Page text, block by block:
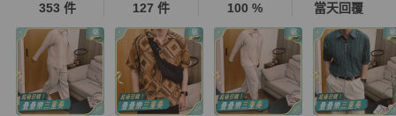
353 件 127 件 100 % 當天回覆